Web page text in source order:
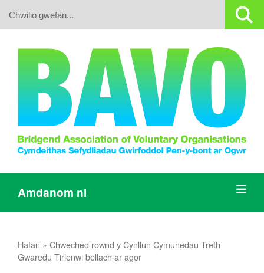
Amdanom ni
Hafan » Chweched rownd y Cynllun Cymunedau Treth
Gwaredu Tirlenwi bellach ar agor